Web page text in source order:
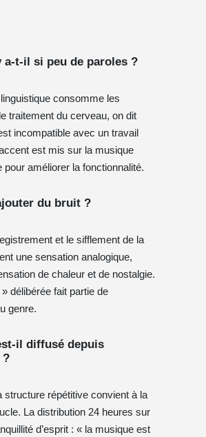
a-t-il si peu de paroles ?
linguistique consomme les
traitement du cerveau, on dit
incompatible avec un travail
est mis sur la musique
pour améliorer la fonctionnalité.
du bruit ?
et le sifflement de la
une sensation analogique,
de chaleur et de nostalgie.
délibérée fait partie de
genre.
il diffusé depuis
?
structure répétitive convient à la
La distribution 24 heures sur
d’esprit : « la musique est